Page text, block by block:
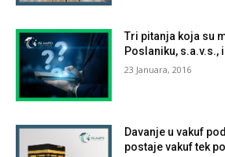
Tri pitanja koja su
Poslaniku, s.a.v.s.,
23 Januara, 2016
Davanje u vakuf
postaje vakuf tek